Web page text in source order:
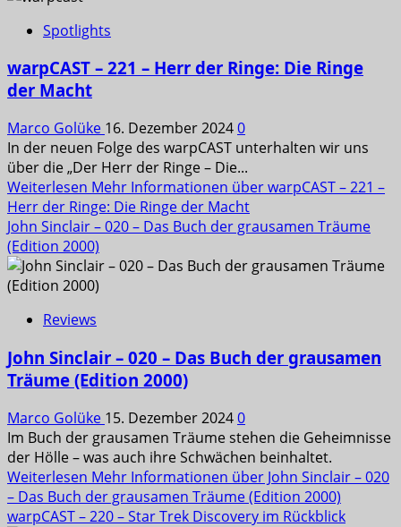
Spotlights
warpCAST – 221 – Herr der Ringe: Die Ringe
der Macht
Marco Golüke 16. Dezember 20240
In der neuen Folge des warpCAST unterhalten wir uns
über die „Der Herr der Ringe – Die...
Weiterlesen Mehr Informationen über warpCAST – 221 –
Herr der Ringe: Die Ringe der Macht
John Sinclair – 020 – Das Buch der grausamen Träume
(Edition 2000)
Reviews
John Sinclair – 020 – Das Buch der grausamen
Träume (Edition 2000)
Marco Golüke 15. Dezember 20240
Im Buch der grausamen Träume stehen die Geheimnisse
der Hölle – was auch ihre Schwächen beinhaltet.
Weiterlesen Mehr Informationen über John Sinclair – 020
– Das Buch der grausamen Träume (Edition 2000)
warpCAST – 220 – Star Trek Discovery im Rückblick